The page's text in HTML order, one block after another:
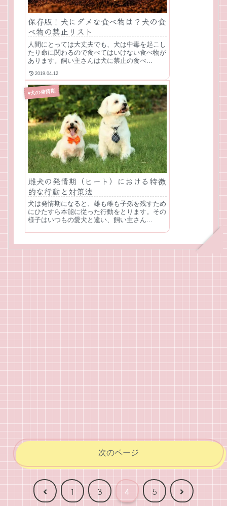
保存版！犬にダメな食べ物は？犬の食
べ物の禁止リスト
人間にとっては大丈夫でも、犬は中毒を起こし
たり命に関わるので食べてはいけない食べ物が
あります。飼い主さんは犬に禁止の食べ...
2019.04.12
♦犬の発情期
雌犬の発情期（ヒート）における特徴
的な行動と対策法
犬は発情期になると、雄も雌も子孫を残すため
にひたすら本能に従った行動をとります。その
様子はいつもの愛犬と違い、飼い主さん...
次のページ
前
1 3 4 5
次